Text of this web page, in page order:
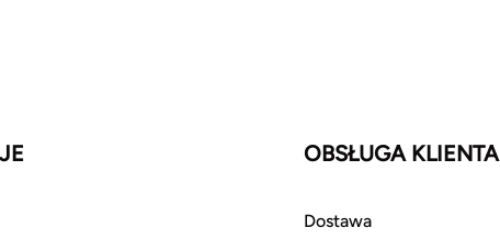
OBSŁUGA KLIENTA
Dostawa